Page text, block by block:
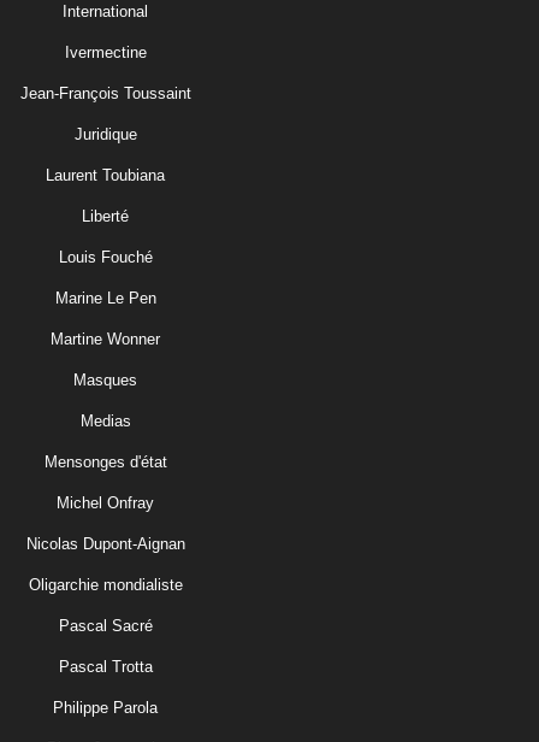
International
Ivermectine
Jean-François Toussaint
Juridique
Laurent Toubiana
Liberté
Louis Fouché
Marine Le Pen
Martine Wonner
Masques
Medias
Mensonges d'état
Michel Onfray
Nicolas Dupont-Aignan
Oligarchie mondialiste
Pascal Sacré
Pascal Trotta
Philippe Parola